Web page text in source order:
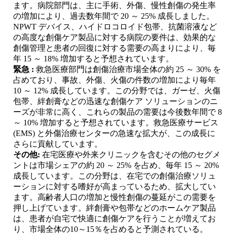
ます。病院部門は、主に手術、外傷、慢性創傷の発生率
の増加により、過去数年間で 20 ～ 25% 成長しました。
NPWT デバイス、ハイドロコロイド包帯、抗菌溶液など
の高度な創傷ケア製品に対する病院の要件は、効果的な
創傷管理と患者の回復に対する需要の高まりにより、毎
年 15 ～ 18% 増加すると予想されています。
緊急 : 救急医療部門は創傷治療市場全体の約 25 ～ 30% を
占めており、事故、外傷、火傷の件数の増加により毎年
10 ～ 12% 成長しています。この分野では、ガーゼ、火傷
包帯、絆創膏などの迅速な創傷ケア ソリューションのニ
ーズが非常に高く、これらの製品の需要は今後数年間で 8
～ 10% 増加すると予想されています。救急医療サービス
(EMS) と外傷治療センターの急速な拡大が、この成長に
さらに貢献しています。
その他: 在宅医療や外来クリニックを含むその他のセグメ
ントは市場シェアの約 20 ～ 25% を占め、毎年 15 ～ 20%
成長しています。この分野は、在宅での創傷治療ソリュ
ーションに対する嗜好が高まっているため、拡大してい
ます。高齢者人口の増加と慢性創傷の蔓延がこの需要を
押し上げています。絆創膏や包帯などのホームケア製品
は、患者が自宅で快適に創傷ケアを行うことが増えてお
り、市場全体の10～15％を占めると予測されている。